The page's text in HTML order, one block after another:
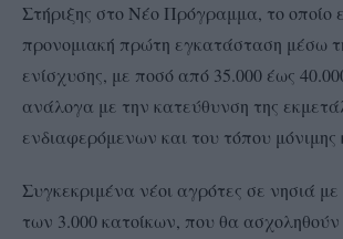
Στήριξης στο Νέο Πρόγραμμα, το οποίο
προνομιακή πρώτη εγκατάσταση μέσω
ενίσχυσης, με ποσό από 35.000 έως
ανάλογα με την κατεύθυνση της
ενδιαφερόμενων και του τόπου μόνιμης
Συγκεκριμένα νέοι αγρότες σε νησιά
των 3.000 κατοίκων, που θα ασχοληθούν